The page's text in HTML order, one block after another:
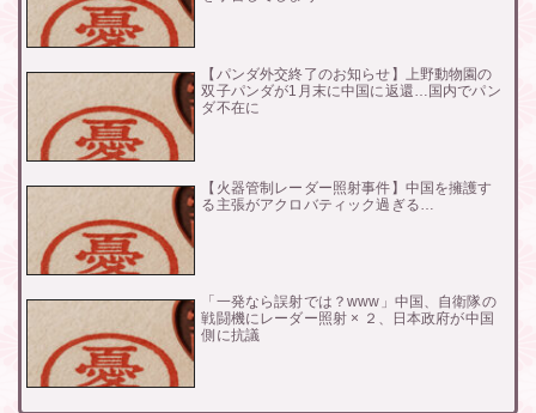
【パンダ外交終了のお知らせ】上野動物園の
双子パンダが1月末に中国に返還…国内でパン
ダ不在に
【火器管制レーダー照射事件】中国を擁護す
る主張がアクロバティック過ぎる…
「一発なら誤射では？www」中国、自衛隊の
戦闘機にレーダー照射 × ２、日本政府が中国
側に抗議